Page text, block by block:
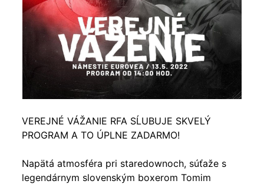
VEREJNÉ VÁŽANIE RFA SĹUBUJE SKVELÝ
PROGRAM A TO ÚPLNE ZADARMO!
Napätá atmosféra pri staredownoch, súťaže s
legendárnym slovenským boxerom Tomim